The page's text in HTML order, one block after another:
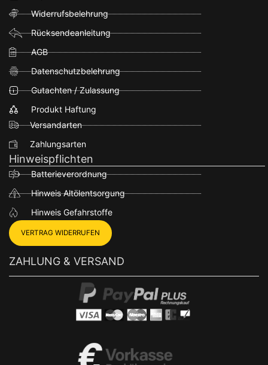
Widerrufsbelehrung
Rücksendeanleitung
AGB
Datenschutzbelehrung
Gutachten / Zulassung
Produkt Haftung
Versandarten
Zahlungsarten
Hinweispflichten
Batterieverordnung
Hinweis Altölentsorgung
Hinweis Gefahrstoffe
VERTRAG WIDERRUFEN
ZAHLUNG & VERSAND